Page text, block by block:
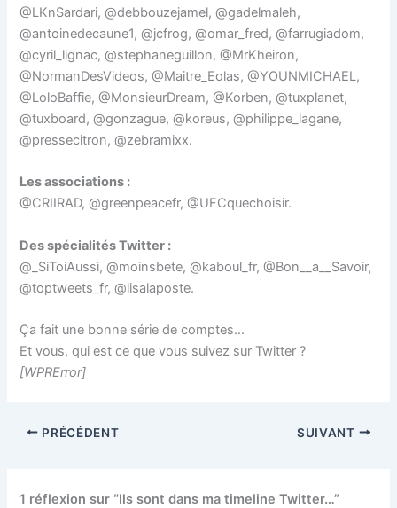
@LKnSardari, @debbouzejamel, @gadelmaleh,
@antoinedecaune1, @jcfrog, @omar_fred, @farrugiadom,
@cyril_lignac, @stephaneguillon, @MrKheiron,
@NormanDesVideos, @Maitre_Eolas, @YOUNMICHAEL,
@LoloBaffie, @MonsieurDream, @Korben, @tuxplanet,
@tuxboard, @gonzague, @koreus, @philippe_lagane,
@pressecitron, @zebramixx.
Les associations :
@CRIIRAD, @greenpeacefr, @UFCquechoisir.
Des spécialités Twitter :
@_SiToiAussi, @moinsbete, @kaboul_fr, @Bon__a__Savoir,
@toptweets_fr, @lisalaposte.
Ça fait une bonne série de comptes…
Et vous, qui est ce que vous suivez sur Twitter ?
[WPRError]
PRÉCÉDENT SUIVANT
1 réflexion sur “Ils sont dans ma timeline Twitter…”